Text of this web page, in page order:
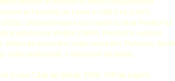
valorilor în poetica lui Mihail Dragomirescu
al Facultăţii de Litere a UBB Cluj (1997).
Doctorat magna cum laude cu teza Poetica lui
şi petrecerea sfinţilor (1996). Prezent în volumul
alături de Ioana Bot, ediţia Ioana Em. Petrescu, Studii
sobru entuziastă, a volumului de debut.
(Casa Cărţii de Ştiinţă, 2006, 158 de pagini).